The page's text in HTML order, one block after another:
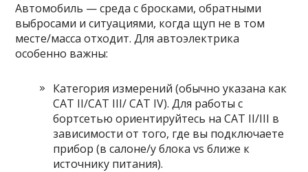
Автомобиль — среда с бросками, обратными
выбросами и ситуациями, когда щуп не в том
месте/масса отходит. Для автоэлектрика
особенно важны:
Категория измерений (обычно указана как
CAT II/CAT III/ CAT IV). Для работы с
бортсетью ориентируйтесь на CAT II/III в
зависимости от того, где вы подключаете
прибор (в салоне/у блока vs ближе к
источнику питания).